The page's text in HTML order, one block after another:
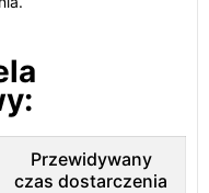
Przewidywany
czas dostarczenia